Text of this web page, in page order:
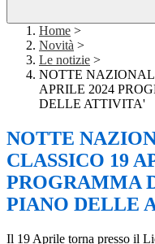
Home >
Novità >
Le notizie >
NOTTE
APRILE 2024
DELLE ATTIVITA'
NOTTE
CLASSICO 19
PROGRAMMA
PIANO DELLE
Il 19 Aprile torna presso il